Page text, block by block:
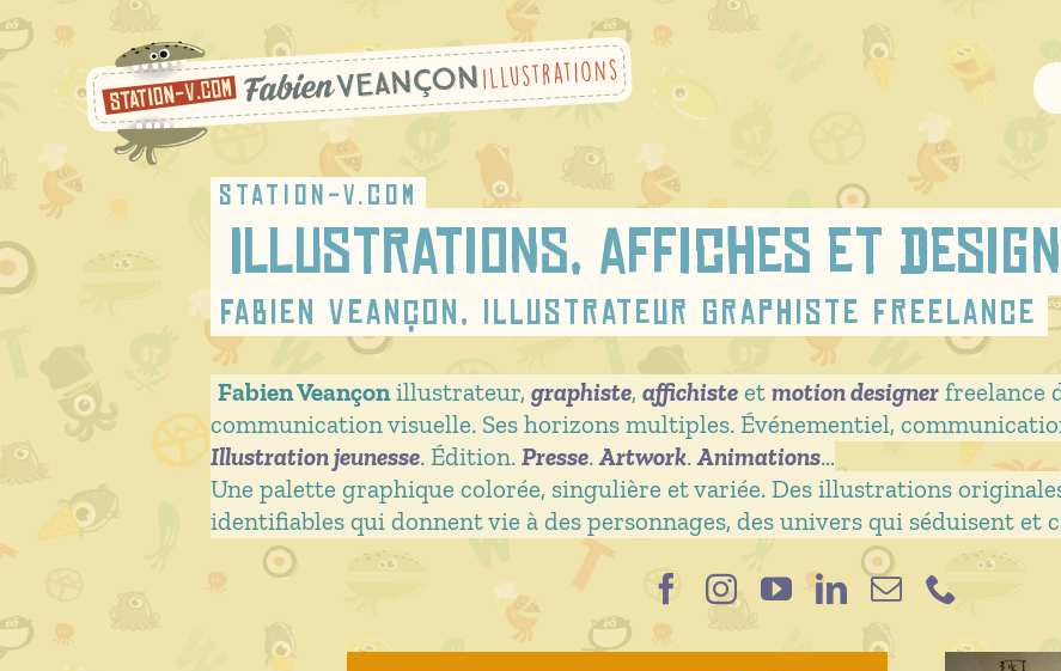
Passer
au
contenu
station-v.com
Illustrations, affiches et
Fabien Veançon, illustrateur Graphiste Freelance
Fabien Veançonillustrateur,graphiste,affichiste etmotion designer freelance
communication visuelle. Ses horizons multiples. Événementiel,
Illustration jeunesse. Édition. Presse.Artwork.Animations…
Une palette graphique colorée, singulière et variée. Des illustrations
identifiables qui donnent vie à des personnages, des univers qui séduisent et